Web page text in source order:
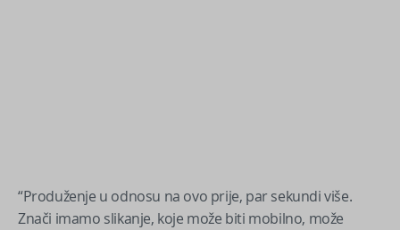
“Produženje u odnosu na ovo prije, par sekundi više.
Znači imamo slikanje, koje može biti mobilno, može